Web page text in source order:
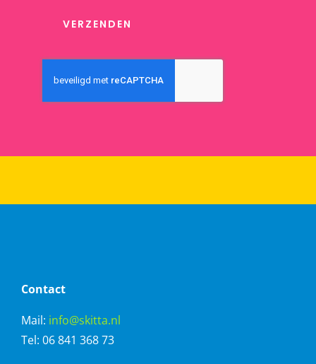
VERZENDEN
Contact
Mail: info@skitta.nl
Tel: 06 841 368 73